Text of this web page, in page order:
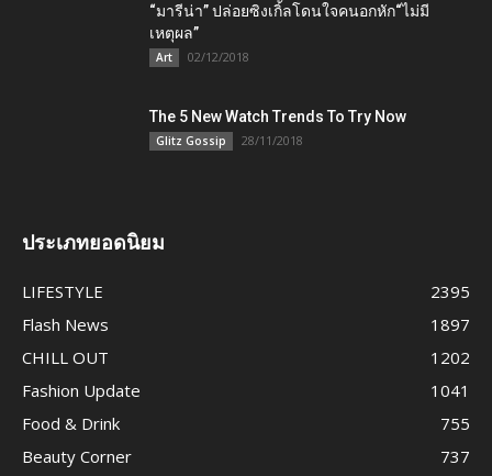
“มารีน่า” ปล่อยซิงเกิ้ลโดนใจคนอกหัก“ไม่มี
เหตุผล”
Art 02/12/2018
The 5 New Watch Trends To Try Now
Glitz Gossip 28/11/2018
ประเภทยอดนิยม
LIFESTYLE
2395
Flash News
1897
CHILL OUT
1202
Fashion Update
1041
Food & Drink
755
Beauty Corner
737